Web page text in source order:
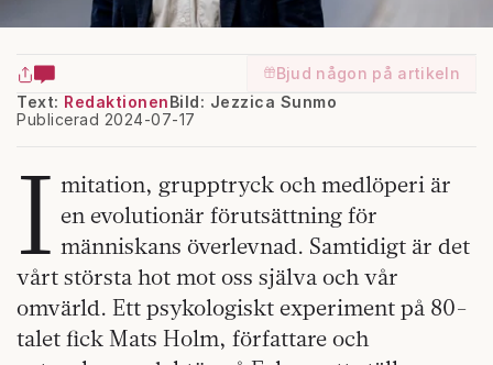
Bjud någon på artikeln
Text: Redaktionen
Publicerad 2024-07-17
Bild: Jezzica Sunmo
I mitation, grupptryck och medlöperi är
en evolutionär förutsättning för
människans överlevnad. Samtidigt är det
vårt största hot mot oss själva och vår
omvärld. Ett psykologiskt experiment på 80-
talet fick Mats Holm, författare och